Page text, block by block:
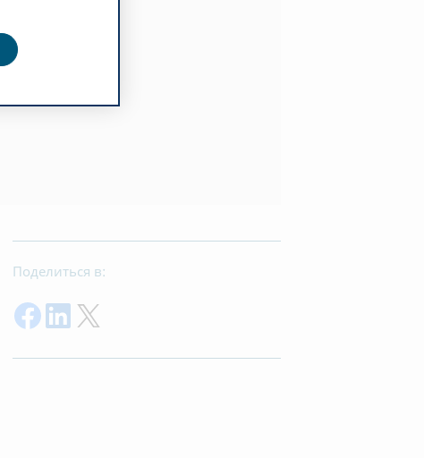
Поделиться в:
Поделиться через фейсбук
Поделиться на Linkedin